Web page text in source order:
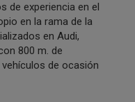
de experiencia en el
en la rama de la
en Audi,
800 m. de
de ocasión